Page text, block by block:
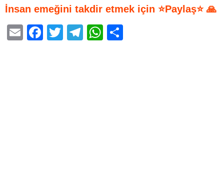
İnsan emeğini takdir etmek için ⭐Paylaş⭐ 🙏
E
F
T
T
W